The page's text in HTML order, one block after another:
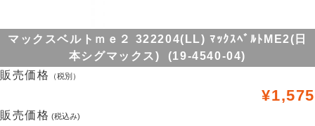
マックスベルトｍｅ２ 322204(LL) ﾏｯｸｽﾍﾞﾙﾄME2(日
本シグマックス) (19-4540-04)
販売価格
（税別）
¥1,575
販売価格 (税込み)